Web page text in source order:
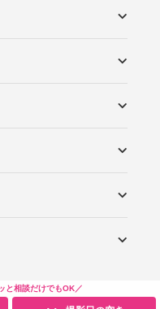
と相談だけでもOK／